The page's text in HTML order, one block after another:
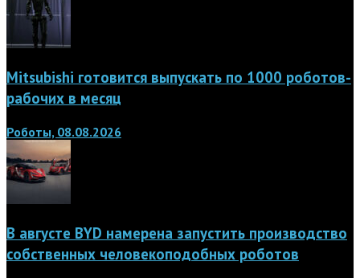
Mitsubishi готовится выпускать по 1000 роботов-
рабочих в месяц
Роботы, 08.08.2026
В августе BYD намерена запустить производство
собственных человекоподобных роботов